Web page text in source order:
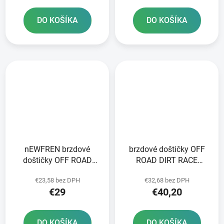
DO KOŠÍKA DO KOŠÍKA
nEWFREN brzdové
doštičky OFF ROAD
balení
€23,58 bez DPH
€29
brzdové doštičky OFF
ROAD DIRT RACE
ks v balení
€32,68 bez DPH
€40,20